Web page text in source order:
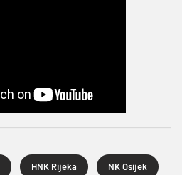
HNK Rijeka NK Osijek